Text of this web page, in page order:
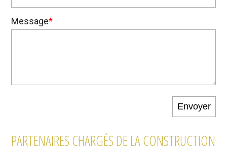
Message*
PARTENAIRES CHARGÉS DE LA CONSTRUCTION